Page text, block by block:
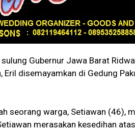
Gubernur Jawa Barat
disemayamkan di Gedung
seorang warga, Setiawan (46),
merasakan kesedihan